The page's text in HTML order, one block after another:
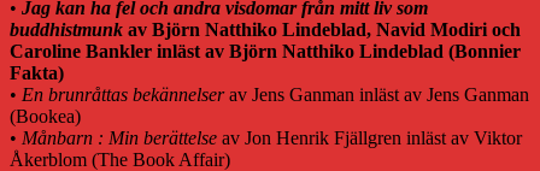
• Jag kan ha fel och andra visdomar från mitt liv som
buddhistmunk av Björn Natthiko Lindeblad, Navid Modiri och
Caroline Bankler inläst av Björn Natthiko Lindeblad (Bonnier
Fakta)
• En brunråttas bekännelserav Jens Ganman inläst av Jens Ganman
(Bookea)
• Månbarn : Min berättelse av Jon Henrik Fjällgren inläst av Viktor
Åkerblom (The Book Affair)